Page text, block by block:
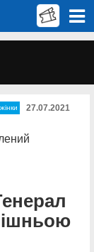
27.07.2021